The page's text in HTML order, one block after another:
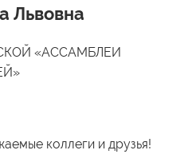
Львовна
«АССАМБЛЕИ
коллеги и друзья!